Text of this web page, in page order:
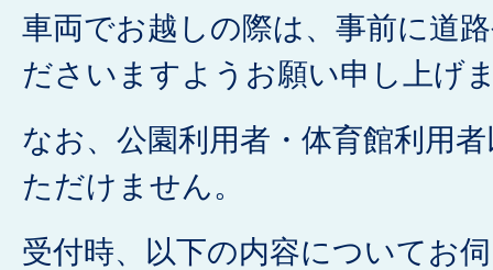
車両でお越しの際は、事前に道
ださいますようお願い申し上げ
なお、公園利用者・体育館利用
ただけません。
受付時、以下の内容についてお